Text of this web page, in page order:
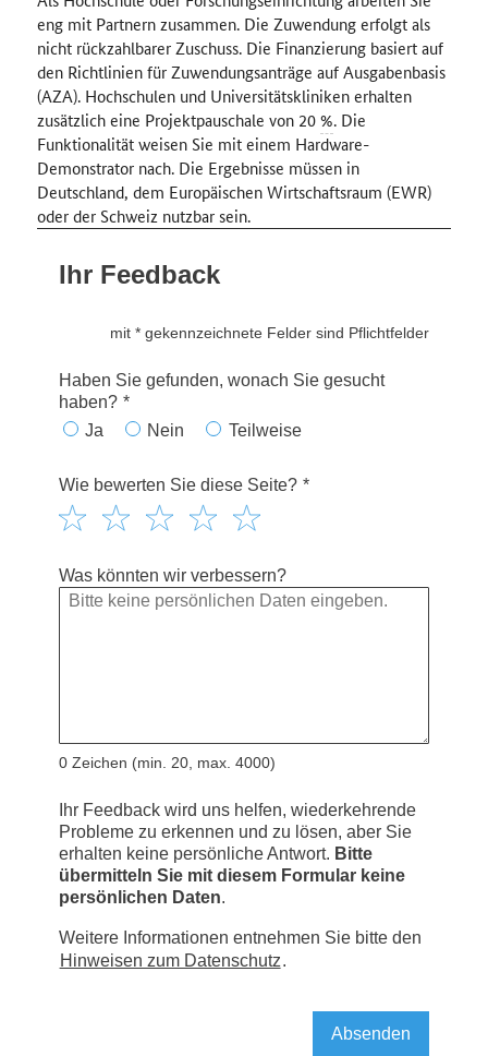
eng mit Partnern zusammen. Die Zuwendung erfolgt als
nicht rückzahlbarer Zuschuss. Die Finanzierung basiert auf
den Richtlinien für Zuwendungsanträge auf Ausgabenbasis
(AZA). Hochschulen und Universitätskliniken erhalten
zusätzlich eine Projektpauschale von 20%. Die
Funktionalität weisen Sie mit einem Hardware-
Demonstrator nach. Die Ergebnisse müssen in
Deutschland, dem Europäischen Wirtschaftsraum (EWR)
oder der Schweiz nutzbar sein.